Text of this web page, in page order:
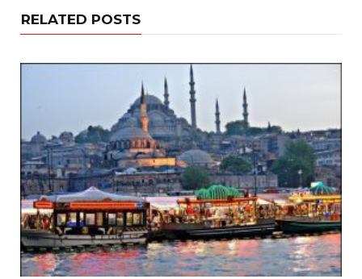
RELATED POSTS